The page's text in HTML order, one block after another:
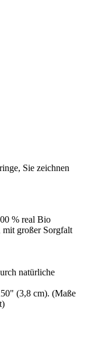
Sie zeichnen
% real Bio
großer Sorgfalt
natürliche
(3,8 cm). (Maße